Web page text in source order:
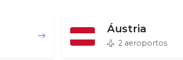
Áustria
2 aeroportos